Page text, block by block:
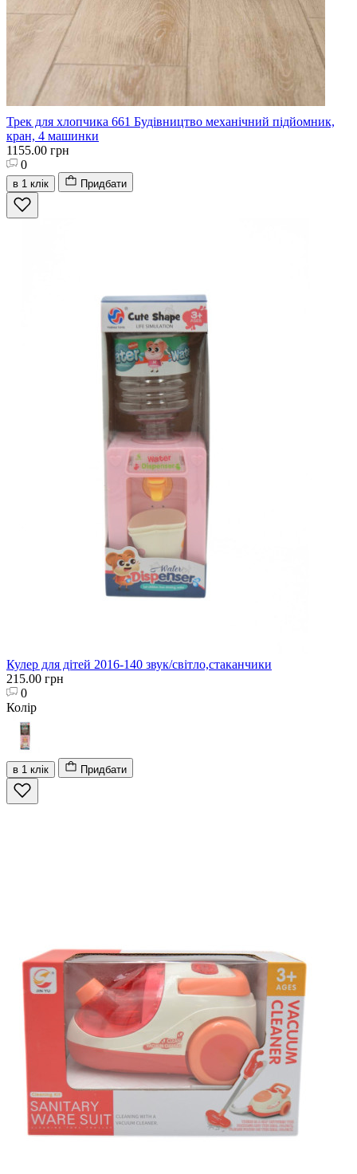
Трек для хлопчика 661 Будівництво механічний підйомник,
кран, 4 машинки
1155.00 грн
0
в 1 клік Придбати
Кулер для дітей 2016-140 звук/світло,стаканчики
215.00 грн
0
Колір
в 1 клік Придбати